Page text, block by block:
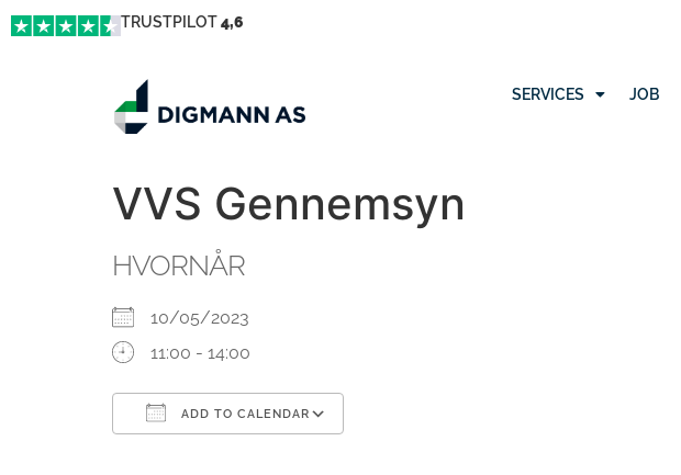
TRUSTPILOT4,6
SERVICES JOB
VVS Gennemsyn
HVORNÅR
10/05/2023
11:00 - 14:00
ADD TO CALENDAR